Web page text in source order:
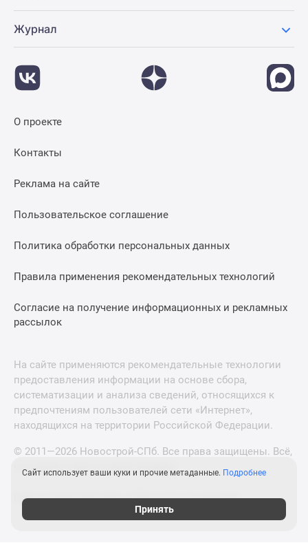
Журнал
О проекте
Контакты
Реклама на сайте
Пользовательское соглашение
Политика обработки персональных данных
Правила применения рекомендательных технологий
Согласие на получение информационных и рекламных
рассылок
На сайте применяются рекомендательные технологии
предоставления информации на основе сбора,
систематизации и анализа сведений, относящихся к
предпочтениям пользователей сети «Интернет»,
находящихся на территории Российской Федерации.
© 2011—2026 Новострой-СПб. Все права защищены. Всё,
что нужно знать о новостройках
Новостройки Москвы и Московской области
Сайт использует ваши куки и прочие метаданные. Подробнее
Принять